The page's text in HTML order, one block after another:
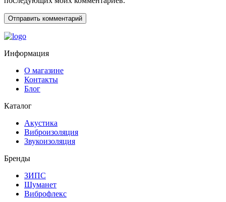
Информация
О магазине
Контакты
Блог
Каталог
Акустика
Виброизоляция
Звукоизоляция
Бренды
ЗИПС
Шуманет
Виброфлекс